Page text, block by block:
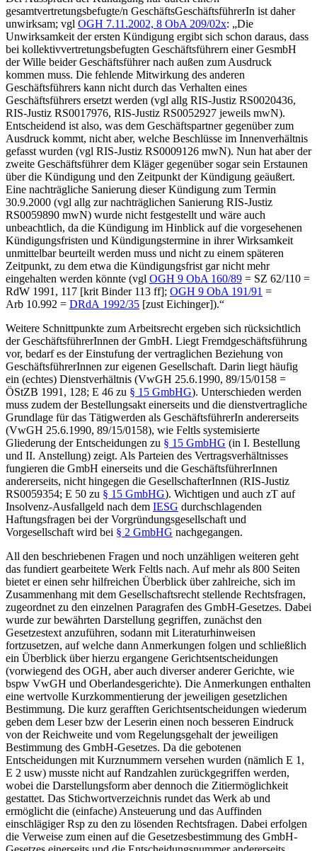
gesamtvertretungsbefugte/n GeschäftsGeschäftsführerIn ist daher
unwirksam; vgl OGH 7.11.2002, 8 ObA 209/02x: „Die
Unwirksamkeit der ersten Kündigung ergibt sich schon daraus, dass
bei kollektivvertretungsbefugten Geschäftsführern einer GesmbH
der Wille beider Geschäftsführer nach außen zum Ausdruck
kommen muss. Die fehlende Mitwirkung des anderen
Geschäftsführers kann nicht durch das Verhalten eines
Geschäftsführers ersetzt werden (vgl allg RIS-Justiz RS0020436,
RIS-Justiz RS0017976, RIS-Justiz RS0052927 jeweils mwN).
Entscheidend ist also, was dem Geschäftspartner gegenüber zum
Ausdruck kommt, nicht aber, welche Beschlüsse im Innenverhältnis
gefasst wurden (vgl RIS-Justiz RS0009126 mwN). Nun hat aber der
zweite Geschäftsführer dem Kläger gegenüber sogar sein Erstaunen
über die Kündigung und den Zeitpunkt der Kündigung geäußert.
Eine nachträgliche Sanierung dieser Kündigung zum Termin
30.9.2000 (vgl allg zur nachträglichen Sanierung RIS-Justiz
RS0059890 mwN) wurde nicht festgestellt und wäre auch
unbeachtlich, da die Kündigung im Hinblick auf die vorgesehenen
Kündigungsfristen und Kündigungstermine in ihrer Wirksamkeit
unmittelbar beurteilt werden muss und nicht zu einem späteren
Zeitpunkt, zu dem etwa die Kündigungsfrist gar nicht mehr
eingehalten werden könnte (vgl OGH 9 ObA 160/89 = SZ 62/110 =
RdW 1991, 117 [krit Binder113 ff]; OGH 9 ObA 191/91 =
Arb 10.992 = DRdA 1992/35 [zust Eichinger]).“
Weitere Schnittpunkte zum Arbeitsrecht ergeben sich rücksichtlich
der GeschäftsführerInnen der GmbH. Liegt Fremdgeschäftsführung
vor, bedarf es der Einstufung der vertraglichen Beziehung von
GeschäftsführerInnen zur eigenen Gesellschaft. Darin liegt häufig
ein (echtes) Dienstverhältnis (VwGH 25.6.1990, 89/15/0158 =
ÖStZB 1991, 128; E 46 zu § 15 GmbHG). Unterschieden werden
muss zudem der Bestellungsakt einerseits und die dienstvertragliche
Grundlage für das Tätigwerden als GeschäftsführerIn andererseits
(VwGH 25.6.1990, 89/15/0158), wie Feltls systemisierte
Gliederung der Entscheidungen zu § 15 GmbHG (in I. Bestellung
und II. Anstellung) zeigt. Als Parteien des Vertragsverhältnisses
fungieren die GmbH einerseits und die GeschäftsführerInnen
andererseits, nicht hingegen die GesellschafterInnen (RIS-Justiz
RS0059354; E 50 zu § 15 GmbHG). Wichtigen und auch zT auf
Insolvenz-Ausfallgeld nach dem IESG durchschlagenden
Haftungsfragen bei der Vorgründungsgesellschaft und
Vorgesellschaft wird bei § 2 GmbHG nachgegangen.
All den beschriebenen Fragen und noch unzähligen weiteren geht
das fundiert gearbeitete Werk Feltls nach. Auf mehr als 800 Seiten
bietet er einen sehr hilfreichen Überblick über zahlreiche, sich im
Zusammenhang mit dem Gesellschaftsrecht stellende Rechtsfragen,
zugeordnet zu den einzelnen Paragrafen des GmbH-Gesetzes. Dabei
wurde zur bewährten Darstellung gegriffen, zunächst den
Gesetzestext anzuführen, sodann mit Literaturhinweisen
fortzusetzen, auf welche dann Anmerkungen folgen und schließlich
ein Überblick über hierzu ergangene Gerichtsentscheidungen
(vorwiegend des OGH, aber auch diverser anderer Gerichte, wie
bspw VwGH und Oberlandesgerichte). Die Anmerkungen enthalten
eine wertvolle Kurzkommentierung der jeweiligen gesetzlichen
Bestimmung. Die kurz gerafften Gerichtsentscheidungen wiederum
geben dem Leser bzw der Leserin einen noch besseren Eindruck
von der Reichweite und vom Regelungsgehalt der jeweiligen
Bestimmung des GmbH-Gesetzes. Da die gebotenen
Entscheidungen mit Kurznummern versehen wurden (nämlich E 1,
E 2 usw) musste nicht auf Randzahlen zurückgegriffen werden,
wobei die Darstellungsform aber dennoch die Zitiermöglichkeit
gestattet. Das Stichwortverzeichnis rundet das Werk ab und
ermöglicht die (einfache) Ansteuerung und das Auffinden
einschlägiger Rsp zu den zu lösenden Rechtsfragen. Dabei erfolgen
die Verweise zum einen auf die Gesetzesbestimmung des GmbH-